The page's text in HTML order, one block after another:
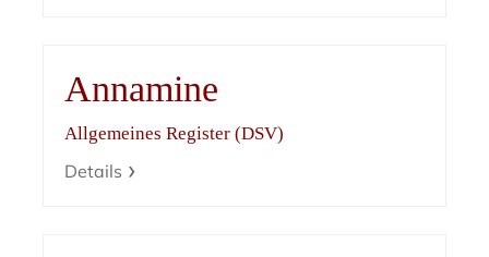
Annamine
Allgemeines Register (DSV)
Details